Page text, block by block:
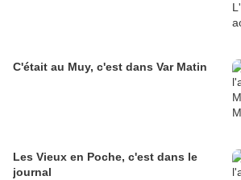
C'était au Muy, c'est dans Var Matin
Les Vieux en Poche, c'est dans le
journal